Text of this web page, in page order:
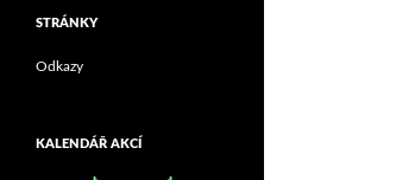
STRÁNKY
Odkazy
KALENDÁŘ AKCÍ